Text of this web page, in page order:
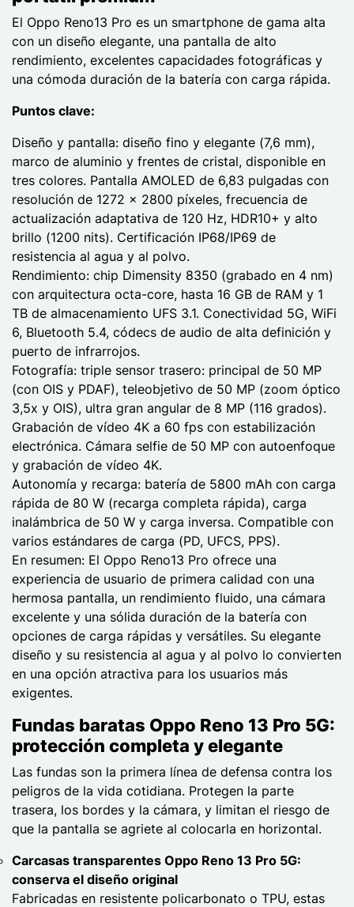
El Oppo Reno13 Pro es un smartphone de gama alta
con un diseño elegante, una pantalla de alto
rendimiento, excelentes capacidades fotográficas y
una cómoda duración de la batería con carga rápida.
Puntos clave:
Diseño y pantalla: diseño fino y elegante (7,6 mm),
marco de aluminio y frentes de cristal, disponible en
tres colores. Pantalla AMOLED de 6,83 pulgadas con
resolución de 1272 x 2800 píxeles, frecuencia de
actualización adaptativa de 120 Hz, HDR10+ y alto
brillo (1200 nits). Certificación IP68/IP69 de
resistencia al agua y al polvo.
Rendimiento: chip Dimensity 8350 (grabado en 4 nm)
con arquitectura octa-core, hasta 16 GB de RAM y 1
TB de almacenamiento UFS 3.1. Conectividad 5G, WiFi
6, Bluetooth 5.4, códecs de audio de alta definición y
puerto de infrarrojos.
Fotografía: triple sensor trasero: principal de 50 MP
(con OIS y PDAF), teleobjetivo de 50 MP (zoom óptico
3,5x y OIS), ultra gran angular de 8 MP (116 grados).
Grabación de vídeo 4K a 60 fps con estabilización
electrónica. Cámara selfie de 50 MP con autoenfoque
y grabación de vídeo 4K.
Autonomía y recarga: batería de 5800 mAh con carga
rápida de 80 W (recarga completa rápida), carga
inalámbrica de 50 W y carga inversa. Compatible con
varios estándares de carga (PD, UFCS, PPS).
En resumen: El Oppo Reno13 Pro ofrece una
experiencia de usuario de primera calidad con una
hermosa pantalla, un rendimiento fluido, una cámara
excelente y una sólida duración de la batería con
opciones de carga rápidas y versátiles. Su elegante
diseño y su resistencia al agua y al polvo lo convierten
en una opción atractiva para los usuarios más
exigentes.
Fundas baratas Oppo Reno 13 Pro 5G:
protección completa y elegante
Las fundas son la primera línea de defensa contra los
peligros de la vida cotidiana. Protegen la parte
trasera, los bordes y la cámara, y limitan el riesgo de
que la pantalla se agriete al colocarla en horizontal.
Carcasas transparentes Oppo Reno 13 Pro 5G:
conserva el diseño original
Fabricadas en resistente policarbonato o TPU, estas